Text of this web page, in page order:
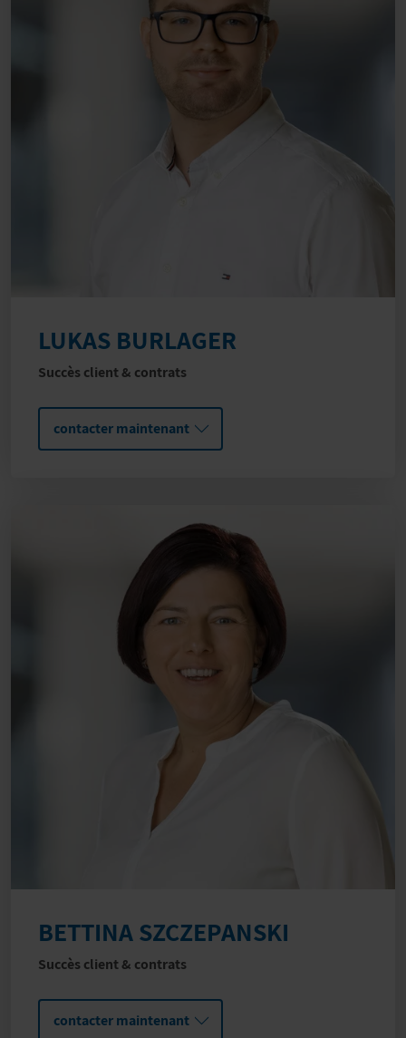
LUKAS BURLAGER
Succès client & contrats
contacter maintenant
BETTINA SZCZEPANSKI
Succès client & contrats
contacter maintenant